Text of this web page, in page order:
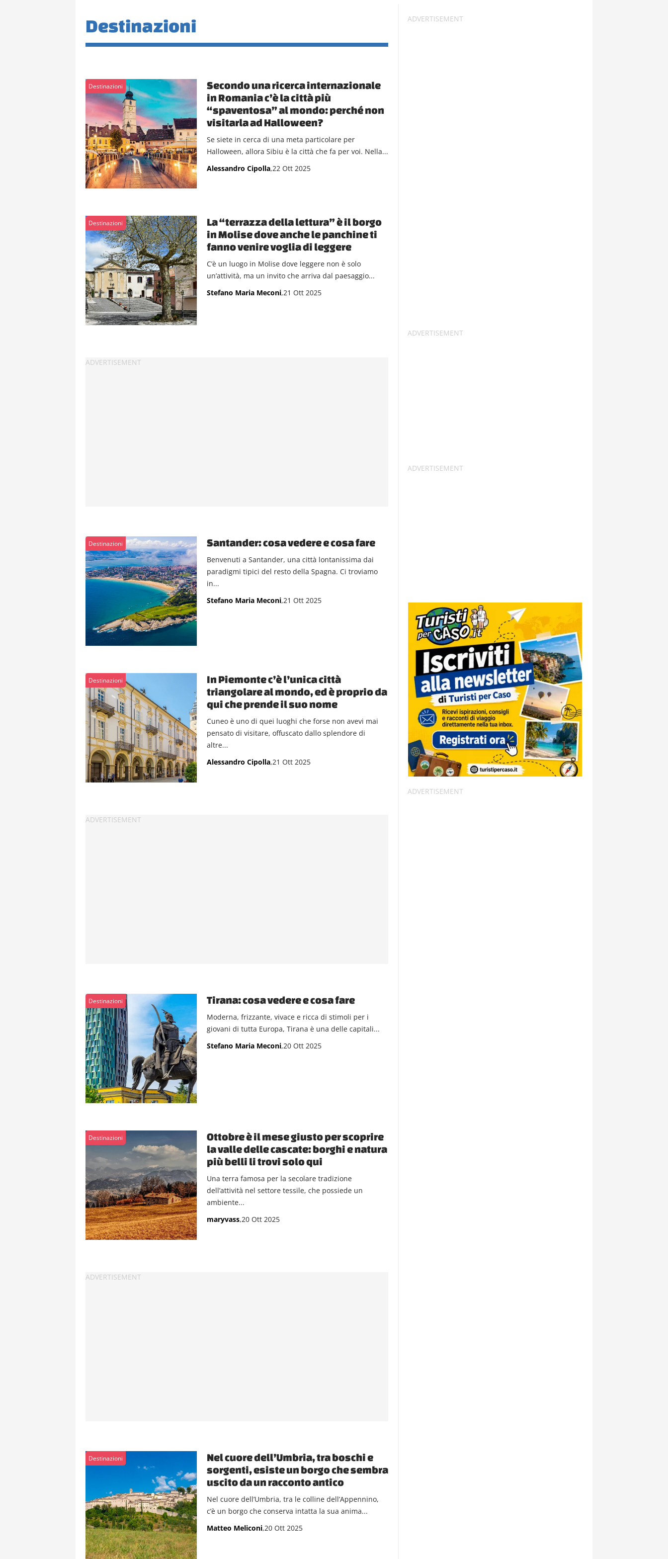
Destinazioni
Destinazioni
Secondo una ricerca internazionale
in Romania c’è la città più
“spaventosa” al mondo: perché non
visitarla ad Halloween?
Se siete in cerca di una meta particolare per
Halloween, allora Sibiu è la città che fa per voi. Nella...
Alessandro Cipolla,22 Ott 2025
Destinazioni
La “terrazza della lettura” è il borgo
in Molise dove anche le panchine ti
fanno venire voglia di leggere
C’è un luogo in Molise dove leggere non è solo
un’attività, ma un invito che arriva dal paesaggio...
Stefano Maria Meconi,21 Ott 2025
Destinazioni Santander: cosa vedere e cosa fare
Benvenuti a Santander, una città lontanissima dai
paradigmi tipici del resto della Spagna. Ci troviamo
in...
Stefano Maria Meconi,21 Ott 2025
Destinazioni
In Piemonte c’è l’unica città
triangolare al mondo, ed è proprio da
qui che prende il suo nome
Cuneo è uno di quei luoghi che forse non avevi mai
pensato di visitare, offuscato dallo splendore di
altre...
Alessandro Cipolla,21 Ott 2025
Destinazioni Tirana: cosa vedere e cosa fare
Moderna, frizzante, vivace e ricca di stimoli per i
giovani di tutta Europa, Tirana è una delle capitali...
Stefano Maria Meconi,20 Ott 2025
Destinazioni
Ottobre è il mese giusto per scoprire
la valle delle cascate: borghi e natura
più belli li trovi solo qui
Una terra famosa per la secolare tradizione
dell’attività nel settore tessile, che possiede un
ambiente...
maryvass,20 Ott 2025
Destinazioni
Nel cuore dell’Umbria, tra boschi e
sorgenti, esiste un borgo che sembra
uscito da un racconto antico
Nel cuore dell’Umbria, tra le colline dell’Appennino,
c’è un borgo che conserva intatta la sua anima...
Matteo Meliconi,20 Ott 2025